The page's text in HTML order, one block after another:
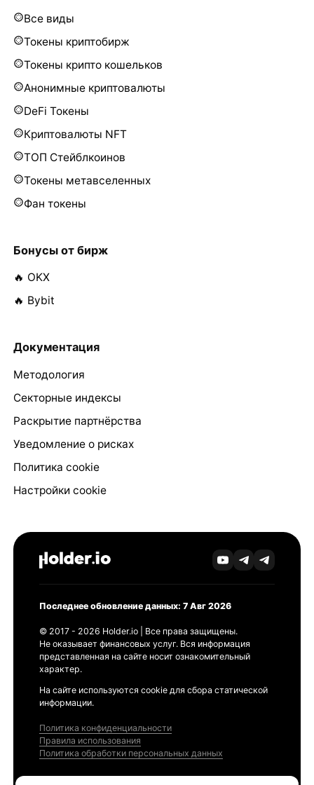
Все виды
Токены криптобирж
Токены крипто кошельков
Анонимные криптовалюты
DeFi Токены
Криптовалюты NFT
ТОП Стейблкоинов
Токены метавселенных
Фан токены
Бонусы от бирж
🔥 OKX
🔥 Bybit
Документация
Методология
Секторные индексы
Раскрытие партнёрства
Уведомление о рисках
Политика cookie
Настройки cookie
Последнее обновление данных: 7 Авг 2026
© 2017 - 2026 Holder.io | Все права защищены.
Не оказывает финансовых услуг. Вся информация
представленная на сайте носит ознакомительный
характер.
На сайте используются cookie для сбора статической
информации.
Политика конфиденциальности
Правила использования
Политика обработки персональных данных